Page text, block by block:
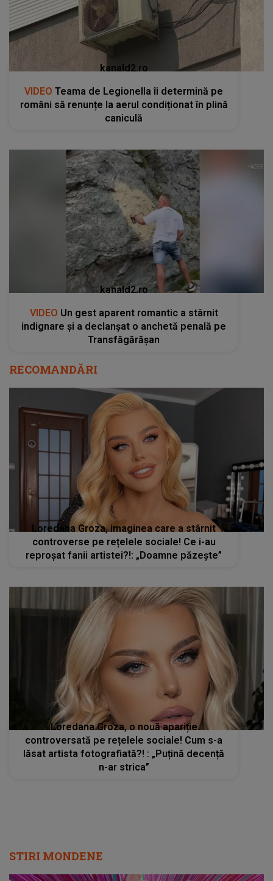
kanald2.ro
VIDEO Teama de Legionella îi determină pe
români să renunțe la aerul condiționat în plină
caniculă
kanald2.ro
VIDEO Un gest aparent romantic a stârnit
indignare și a declanșat o anchetă penală pe
Transfăgărășan
RECOMANDĂRI
Loredana Groza, imaginea care a stârnit
controverse pe rețelele sociale! Ce i-au
reproșat fanii artistei?!: „Doamne păzește”
Loredana Groza, o nouă apariție
controversată pe rețelele sociale! Cum s-a
lăsat artista fotografiată?! : „Puțină decență
n-ar strica”
STIRI MONDENE